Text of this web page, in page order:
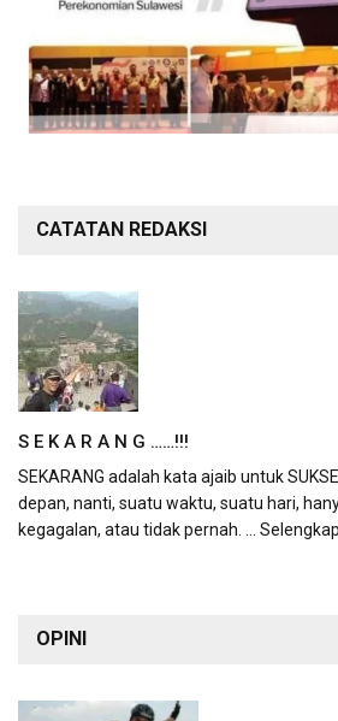
CATATAN REDAKSI
S E K A R A N G ……!!!
SEKARANG adalah kata ajaib untuk
depan, nanti, suatu waktu, suatu hari,
kegagalan, atau tidak pernah. ...
OPINI